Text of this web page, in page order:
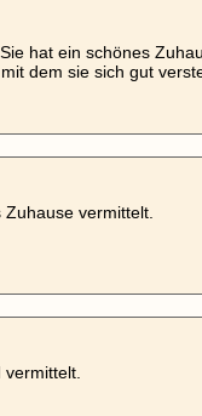
hat ein schönes
dem sie sich gut
vermittelt.